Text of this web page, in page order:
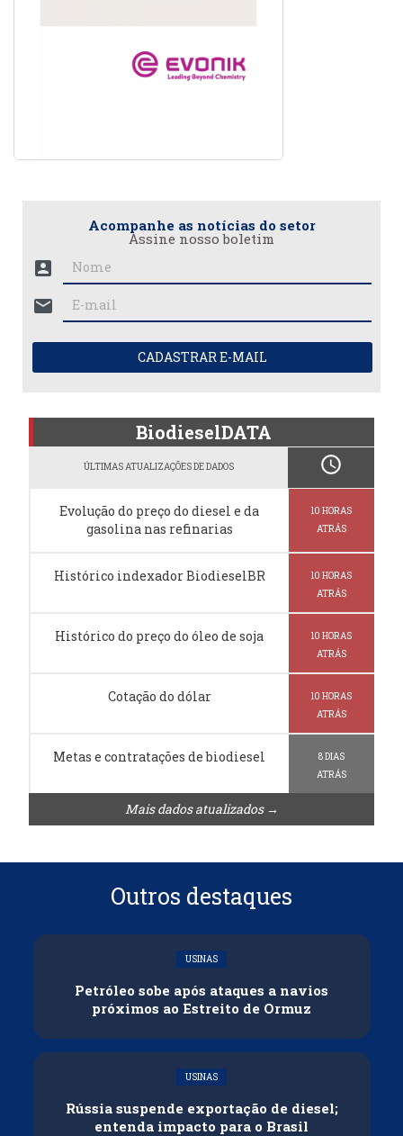
Acompanhe as notícias do setor
Assine nosso boletim
account_box
mail
CADASTRAR E-MAIL
BiodieselDATA
ÚLTIMAS ATUALIZAÇÕES DE DADOS schedule
Evolução do preço do diesel e da
gasolina nas refinarias
10 HORAS
ATRÁS
Histórico indexador BiodieselBR
10 HORAS
ATRÁS
Histórico do preço do óleo de soja
10 HORAS
ATRÁS
Cotação do dólar
10 HORAS
ATRÁS
Metas e contratações de biodiesel
8 DIAS
ATRÁS
Mais dados atualizados →
Outros destaques
USINAS
Petróleo sobe após ataques a navios
próximos ao Estreito de Ormuz
USINAS
Rússia suspende exportação de diesel;
entenda impacto para o Brasil